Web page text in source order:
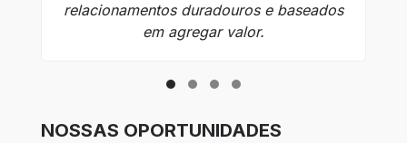
relacionamentos duradouros e baseados
em agregar valor.
NOSSAS OPORTUNIDADES